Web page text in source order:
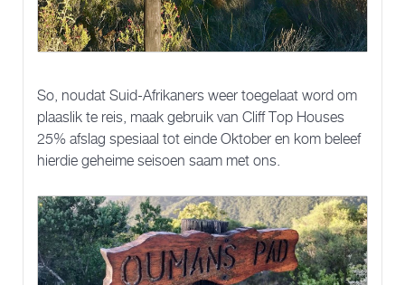
So, noudat Suid-Afrikaners weer toegelaat word om
plaaslik te reis, maak gebruik van Cliff Top Houses
25% afslag spesiaal tot einde Oktober en kom beleef
hierdie geheime seisoen saam met ons.